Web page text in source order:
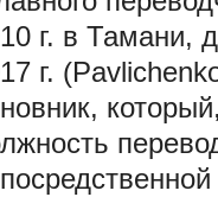
г. в Тамани,
г.